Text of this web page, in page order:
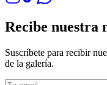
Recibe nuestra
Suscríbete para recibir
de la galería.